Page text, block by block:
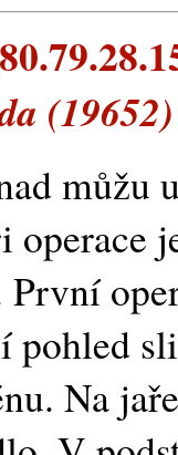
(19652)
můžu
operace
pohled
Na